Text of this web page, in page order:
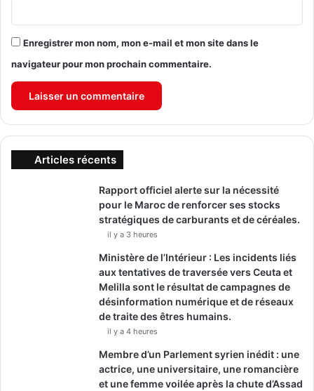
Enregistrer mon nom, mon e-mail et mon site dans le
navigateur pour mon prochain commentaire.
Articles récents
Rapport officiel alerte sur la nécessité
pour le Maroc de renforcer ses stocks
stratégiques de carburants et de céréales.
il y a 3 heures
Ministère de l’Intérieur : Les incidents liés
aux tentatives de traversée vers Ceuta et
Melilla sont le résultat de campagnes de
désinformation numérique et de réseaux
de traite des êtres humains.
il y a 4 heures
Membre d’un Parlement syrien inédit : une
actrice, une universitaire, une romancière
et une femme voilée après la chute d’Assad